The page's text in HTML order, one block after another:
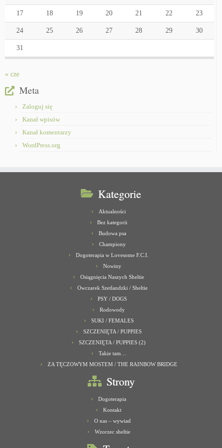
17 18 19 20 21 22 23
24 25 26 27 28 29 30
31
« cze
Meta
Zaloguj się
Kanał wpisów
Kanał komentarzy
WordPress.org
Kategorie
Aktualności
Bez kategorii
Budowa psa
Championy
Dogoterapia w Lovesome F.C.I.
Nowiny
Osiągnięcia Naszych Sheltie
Owczarek Szetlandzki / Sheltie
PSY / DOGS
Rodowody
SUKI / FEMALES
SZCZENIĘTA / PUPPIES
SZCZENIĘTA / PUPPIES (2)
Takie tam…
ZA TĘCZOWYM MOSTEM / THE RAINBOW BRIDGE
Strony
Dogoterapia
Kontakt
O nas – wywiad
Wzorzec sheltie